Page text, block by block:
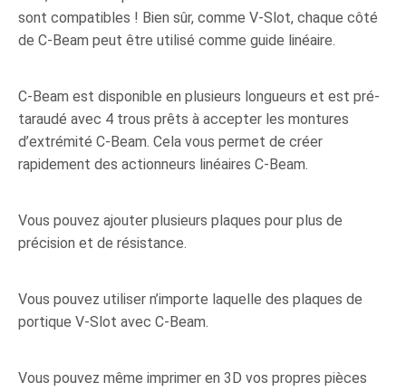
sont compatibles ! Bien sûr, comme V-Slot, chaque côté
de C-Beam peut être utilisé comme guide linéaire.
C-Beam est disponible en plusieurs longueurs et est pré-
taraudé avec 4 trous prêts à accepter les montures
d’extrémité C-Beam. Cela vous permet de créer
rapidement des actionneurs linéaires C-Beam.
Vous pouvez ajouter plusieurs plaques pour plus de
précision et de résistance.
Vous pouvez utiliser n’importe laquelle des plaques de
portique V-Slot avec C-Beam.
Vous pouvez même imprimer en 3D vos propres pièces